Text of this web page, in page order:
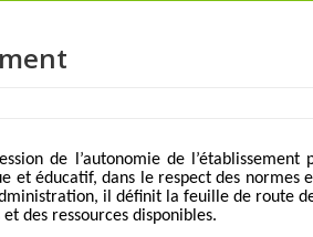
de l’autonomie de l’établissement
et éducatif, dans le respect des normes
il définit la feuille de route
des ressources disponibles.